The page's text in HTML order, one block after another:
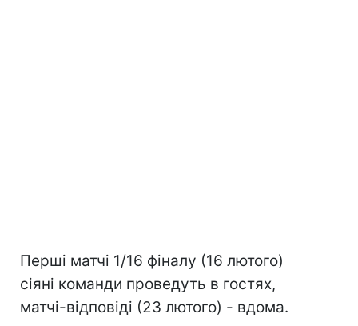
Перші матчі 1/16 фіналу (16 лютого)
сіяні команди проведуть в гостях,
матчі-відповіді (23 лютого) - вдома.